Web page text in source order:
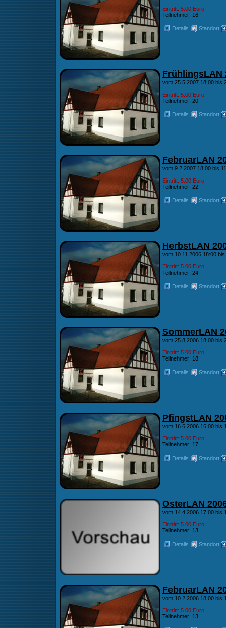
Eintritt: 5.00 Euro
Teilnehmer: 16
Details Standort
FrühlingsLAN
vom 25.5.2007 18:00 bis
Eintritt: 5.00 Euro
Teilnehmer: 20
Details Standort
FebruarLAN
vom 9.2.2007 18:00 bis
Eintritt: 5.00 Euro
Teilnehmer: 22
Details Standort
HerbstLAN
vom 10.11.2006 18:00
Eintritt: 5.00 Euro
Teilnehmer: 24
Details Standort
SommerLAN
vom 25.8.2006 18:00 bis
Eintritt: 5.00 Euro
Teilnehmer: 18
Details Standort
PfingstLAN
vom 16.6.2006 16:00 bis
Eintritt: 5.00 Euro
Teilnehmer: 17
Details Standort
OsterLAN
vom 14.4.2006 17:00 bis
Eintritt: 5.00 Euro
Teilnehmer: 13
Details Standort
FebruarLAN
vom 10.2.2006 18:00 bis
Eintritt: 5.00 Euro
Teilnehmer: 13